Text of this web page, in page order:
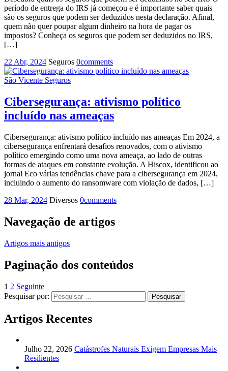
período de entrega do IRS já começou e é importante saber quais
são os seguros que podem ser deduzidos nesta declaração. Afinal,
quem não quer poupar algum dinheiro na hora de pagar os
impostos? Conheça os seguros que podem ser deduzidos no IRS,
[…]
22 Abr, 2024 Seguros 0comments
São Vicente Seguros
Cibersegurança: ativismo político
incluído nas ameaças
Cibersegurança: ativismo político incluído nas ameaças Em 2024, a
cibersegurança enfrentará desafios renovados, com o ativismo
político emergindo como uma nova ameaça, ao lado de outras
formas de ataques em constante evolução. A Hiscox, identificou ao
jornal Eco várias tendências chave para a cibersegurança em 2024,
incluindo o aumento do ransomware com violação de dados, […]
28 Mar, 2024 Diversos 0comments
Navegação de artigos
Artigos mais antigos
Paginação dos conteúdos
1 2 Seguinte
Pesquisar por:
Artigos Recentes
Julho 22, 2026 Catástrofes Naturais Exigem Empresas Mais
Resilientes